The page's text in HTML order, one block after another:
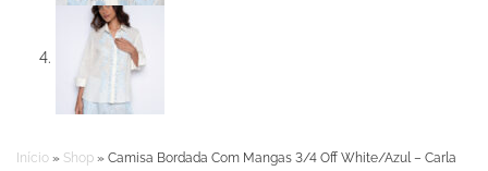
Início » Shop » Camisa Bordada Com Mangas 3/4 Off White/Azul – Carla